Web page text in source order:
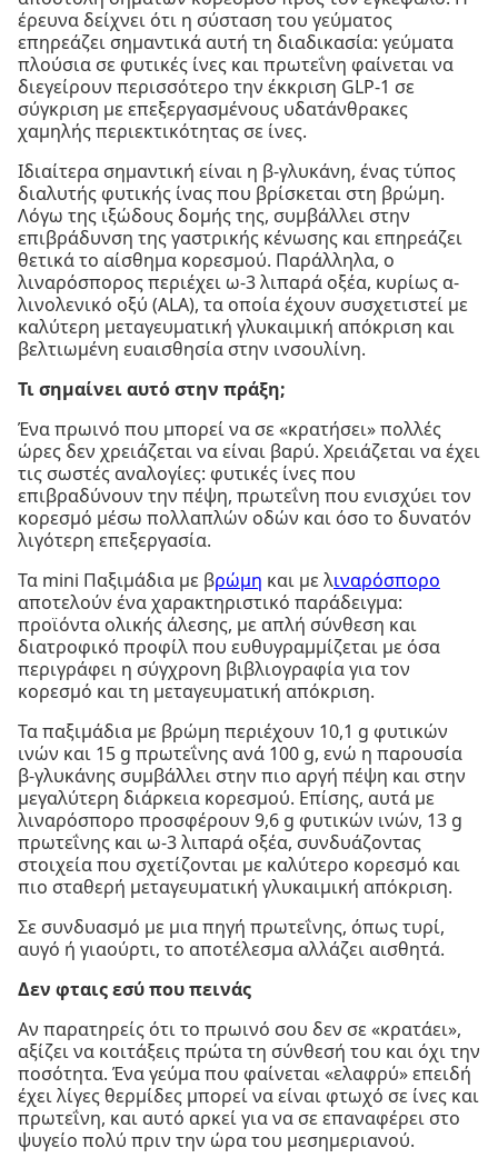
έρευνα δείχνει ότι η σύσταση του γεύματος
επηρεάζει σημαντικά αυτή τη διαδικασία: γεύματα
πλούσια σε φυτικές ίνες και πρωτεΐνη φαίνεται να
διεγείρουν περισσότερο την έκκριση GLP-1 σε
σύγκριση με επεξεργασμένους υδατάνθρακες
χαμηλής περιεκτικότητας σε ίνες.
Ιδιαίτερα σημαντική είναι η β-γλυκάνη, ένας τύπος
διαλυτής φυτικής ίνας που βρίσκεται στη βρώμη.
Λόγω της ιξώδους δομής της, συμβάλλει στην
επιβράδυνση της γαστρικής κένωσης και επηρεάζει
θετικά το αίσθημα κορεσμού. Παράλληλα, ο
λιναρόσπορος περιέχει ω-3 λιπαρά οξέα, κυρίως α-
λινολενικό οξύ (ALA), τα οποία έχουν συσχετιστεί με
καλύτερη μεταγευματική γλυκαιμική απόκριση και
βελτιωμένη ευαισθησία στην ινσουλίνη.
Τι σημαίνει αυτό στην πράξη;
Ένα πρωινό που μπορεί να σε «κρατήσει» πολλές
ώρες δεν χρειάζεται να είναι βαρύ. Χρειάζεται να έχει
τις σωστές αναλογίες: φυτικές ίνες που
επιβραδύνουν την πέψη, πρωτεΐνη που ενισχύει τον
κορεσμό μέσω πολλαπλών οδών και όσο το δυνατόν
λιγότερη επεξεργασία.
Τα mini Παξιμάδια με βρώμη και με λιναρόσπορο
αποτελούν ένα χαρακτηριστικό παράδειγμα:
προϊόντα ολικής άλεσης, με απλή σύνθεση και
διατροφικό προφίλ που ευθυγραμμίζεται με όσα
περιγράφει η σύγχρονη βιβλιογραφία για τον
κορεσμό και τη μεταγευματική απόκριση.
Τα παξιμάδια με βρώμη περιέχουν 10,1 g φυτικών
ινών και 15 g πρωτεΐνης ανά 100 g, ενώ η παρουσία
β-γλυκάνης συμβάλλει στην πιο αργή πέψη και στην
μεγαλύτερη διάρκεια κορεσμού. Επίσης, αυτά με
λιναρόσπορο προσφέρουν 9,6 g φυτικών ινών, 13 g
πρωτεΐνης και ω-3 λιπαρά οξέα, συνδυάζοντας
στοιχεία που σχετίζονται με καλύτερο κορεσμό και
πιο σταθερή μεταγευματική γλυκαιμική απόκριση.
Σε συνδυασμό με μια πηγή πρωτεΐνης, όπως τυρί,
αυγό ή γιαούρτι, το αποτέλεσμα αλλάζει αισθητά.
Δεν φταις εσύ που πεινάς
Αν παρατηρείς ότι το πρωινό σου δεν σε «κρατάει»,
αξίζει να κοιτάξεις πρώτα τη σύνθεσή του και όχι την
ποσότητα. Ένα γεύμα που φαίνεται «ελαφρύ» επειδή
έχει λίγες θερμίδες μπορεί να είναι φτωχό σε ίνες και
πρωτεΐνη, και αυτό αρκεί για να σε επαναφέρει στο
ψυγείο πολύ πριν την ώρα του μεσημεριανού.